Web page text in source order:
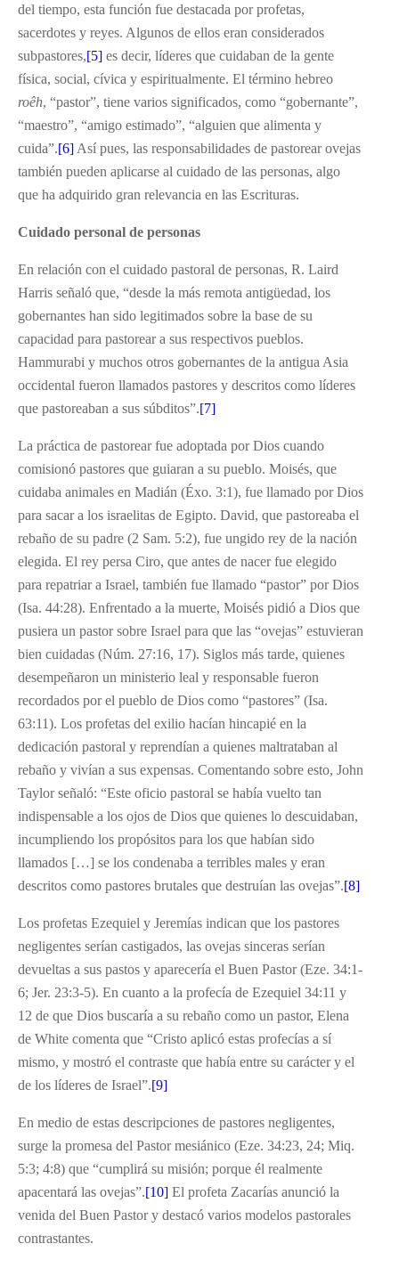
del tiempo, esta función fue destacada por profetas,
sacerdotes y reyes. Algunos de ellos eran considerados
subpastores,[5] es decir, líderes que cuidaban de la gente
física, social, cívica y espiritualmente. El término hebreo
roêh, “pastor”, tiene varios significados, como “gobernante”,
“maestro”, “amigo estimado”, “alguien que alimenta y
cuida”.[6] Así pues, las responsabilidades de pastorear ovejas
también pueden aplicarse al cuidado de las personas, algo
que ha adquirido gran relevancia en las Escrituras.
Cuidado personal de personas
En relación con el cuidado pastoral de personas, R. Laird
Harris señaló que, “desde la más remota antigüedad, los
gobernantes han sido legitimados sobre la base de su
capacidad para pastorear a sus respectivos pueblos.
Hammurabi y muchos otros gobernantes de la antigua Asia
occidental fueron llamados pastores y descritos como líderes
que pastoreaban a sus súbditos”.[7]
La práctica de pastorear fue adoptada por Dios cuando
comisionó pastores que guiaran a su pueblo. Moisés, que
cuidaba animales en Madián (Éxo. 3:1), fue llamado por Dios
para sacar a los israelitas de Egipto. David, que pastoreaba el
rebaño de su padre (2 Sam. 5:2), fue ungido rey de la nación
elegida. El rey persa Ciro, que antes de nacer fue elegido
para repatriar a Israel, también fue llamado “pastor” por Dios
(Isa. 44:28). Enfrentado a la muerte, Moisés pidió a Dios que
pusiera un pastor sobre Israel para que las “ovejas” estuvieran
bien cuidadas (Núm. 27:16, 17). Siglos más tarde, quienes
desempeñaron un ministerio leal y responsable fueron
recordados por el pueblo de Dios como “pastores” (Isa.
63:11). Los profetas del exilio hacían hincapié en la
dedicación pastoral y reprendían a quienes maltrataban al
rebaño y vivían a sus expensas. Comentando sobre esto, John
Taylor señaló: “Este oficio pastoral se había vuelto tan
indispensable a los ojos de Dios que quienes lo descuidaban,
incumpliendo los propósitos para los que habían sido
llamados […] se los condenaba a terribles males y eran
descritos como pastores brutales que destruían las ovejas”.[8]
Los profetas Ezequiel y Jeremías indican que los pastores
negligentes serían castigados, las ovejas sinceras serían
devueltas a sus pastos y aparecería el Buen Pastor (Eze. 34:1-
6; Jer. 23:3-5). En cuanto a la profecía de Ezequiel 34:11 y
12 de que Dios buscaría a su rebaño como un pastor, Elena
de White comenta que “Cristo aplicó estas profecías a sí
mismo, y mostró el contraste que había entre su carácter y el
de los líderes de Israel”.[9]
En medio de estas descripciones de pastores negligentes,
surge la promesa del Pastor mesiánico (Eze. 34:23, 24; Miq.
5:3; 4:8) que “cumplirá su misión; porque él realmente
apacentará las ovejas”.[10] El profeta Zacarías anunció la
venida del Buen Pastor y destacó varios modelos pastorales
contrastantes.